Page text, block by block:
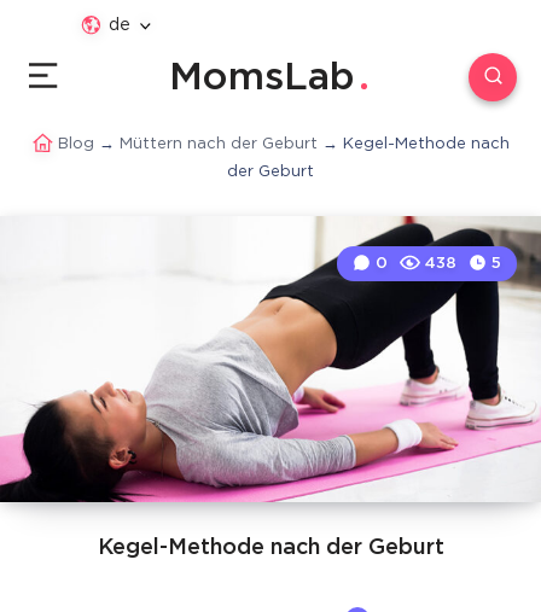
de
MomsLab
Blog → Müttern nach der Geburt → Kegel-Methode nach
der Geburt
Kegel-Methode nach der Geburt
0 438 5